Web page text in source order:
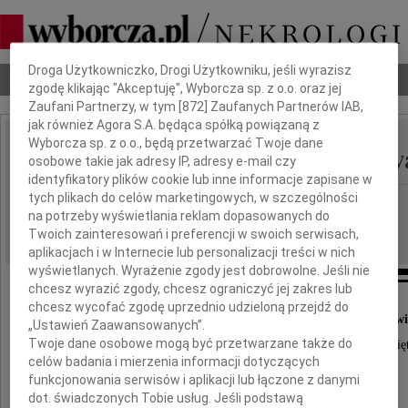
Nekrologi Odeszli Poradnik pogrzebowy
IMIĘ I NAZWISKO: Zbigniew Maciej
REGION: Kraków, Katowice
DATA EMISJI: 09.12.2013
Wszystkim, którzy wspierali nas w bolesnych
dzielili z nami smutek i żal oraz uczestniczyli tak licznie we Mszy
pogrzebowych naszego ukochanego
Męża, Ojca, Dziadka oraz Brata
Dbamy o Twoją prywatność
Droga Użytkowniczko, Drogi Użytkowniku, jeśli wyrazisz
zgodę klikając "Akceptuję", Wyborcza sp. z o.o. oraz jej
Zaufani Partnerzy, w tym [872 ] Zaufanych Partnerów IAB,
jak również Agora S.A. będąca spółką powiązaną z
Wyborcza sp. z o.o., będą przetwarzać Twoje dane
osobowe takie jak adresy IP, adresy e-mail czy
identyfikatory plików cookie lub inne informacje zapisane w
tych plikach do celów marketingowych, w szczególności
na potrzeby wyświetlania reklam dopasowanych do
Twoich zainteresowań i preferencji w swoich serwisach,
aplikacjach i w Internecie lub personalizacji treści w nich
wyświetlanych. Wyrażenie zgody jest dobrowolne. Jeśli nie
chcesz wyrazić zgody, chcesz ograniczyć jej zakres lub
chcesz wycofać zgodę uprzednio udzieloną przejdź do
„Ustawień Zaawansowanych”.
Twoje dane osobowe mogą być przetwarzane także do
celów badania i mierzenia informacji dotyczących
funkcjonowania serwisów i aplikacji lub łączone z danymi
dot. świadczonych Tobie usług. Jeśli podstawą